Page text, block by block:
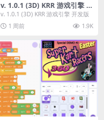
v. 1.0.1 (3D) KRR 游戏引擎 开
发版
v. 1.0.1 (3D) KRR 游戏引擎 开发版
1 周前
1.9K